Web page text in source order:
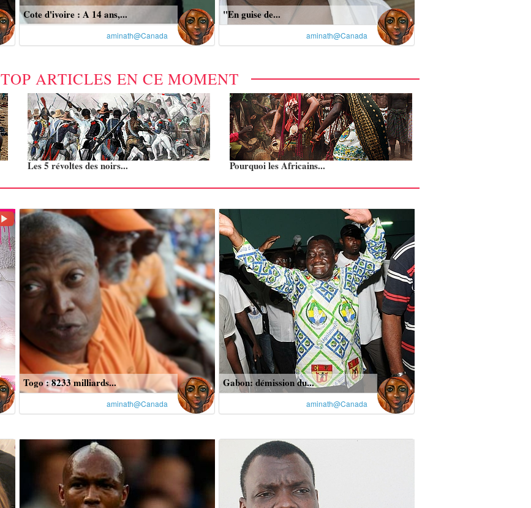
Cote d'ivoire : A 14 ans,...
aminath@Canada
"En guise de...
aminath@Canada
TOP ARTICLES EN CE MOMENT
Les 5 révoltes des noirs... Pourquoi les Africains...
Togo : 8233 milliards...
aminath@Canada
Gabon: démission du...
aminath@Canada